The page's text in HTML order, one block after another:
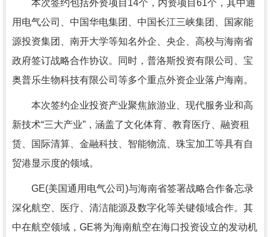
本次签约包括外资项目14个，内资项目61个，其中通
用电气公司、中国华电集团、中国长江三峡集团、国家能
源投资集团、南开大学等知名外企、央企、高校与海南省
政府签订战略合作协议。同时，普洛斯投资有限公司、宝
奥普乐生物科技有限公司等多个重点外资企业落户海南。
本次签约企业投资产业聚焦旅游业、现代服务业和高
新技术“三大产业”，涵盖了文化体育、教育医疗、融资租
赁、国际清算、金融科技、智能物流、珠宝加工等具有自
贸港显示度的领域。
GE(美国通用电气公司)与海南省签署战略合作备忘录
深化航空、医疗、清洁能源及数字化等关键领域合作。其
中在航空领域，GE将为海南航空在海口投资设立的发动机